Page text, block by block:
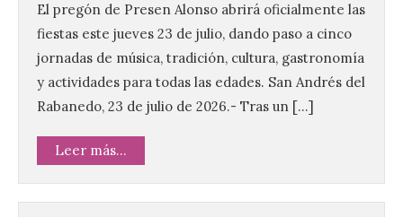
El pregón de Presen Alonso abrirá oficialmente las
fiestas este jueves 23 de julio, dando paso a cinco
jornadas de música, tradición, cultura, gastronomía
y actividades para todas las edades. San Andrés del
Rabanedo, 23 de julio de 2026.- Tras un […]
Leer más...